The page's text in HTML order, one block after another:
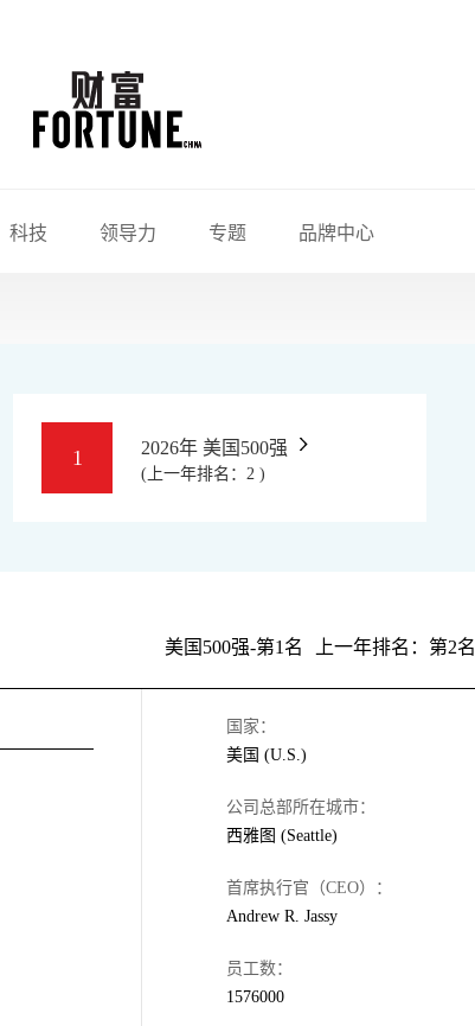
科技 领导力 专题 品牌中心
1 2026年 美国500强
(上一年排名：2 )
美国500强-第1名 上一年排名：第2名
国家：
美国 (U.S.)
公司总部所在城市：
西雅图 (Seattle)
首席执行官（CEO）：
Andrew R. Jassy
员工数：
1576000